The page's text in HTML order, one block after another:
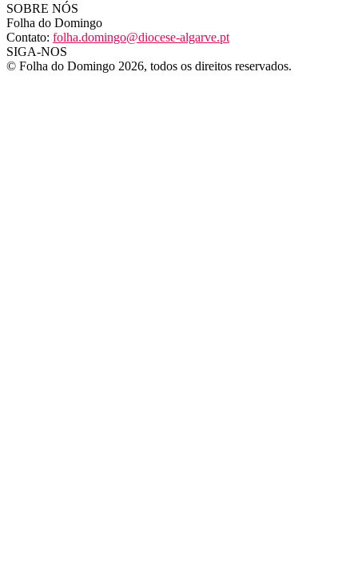
SOBRE NÓS
Folha do Domingo
Contato: folha.domingo@diocese-algarve.pt
SIGA-NOS
© Folha do Domingo 2026, todos os direitos reservados.